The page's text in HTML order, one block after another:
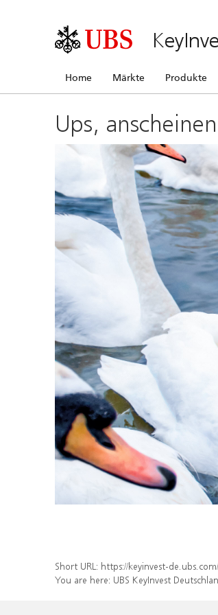
Home Märkte Produkte
Ups,
Short URL: https://keyinvest-
You are here: UBS KeyInvest